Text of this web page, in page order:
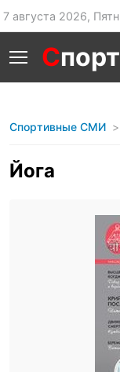
7 августа 2026,
Спорт
Спортивные СМИ
Йога